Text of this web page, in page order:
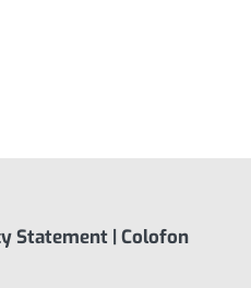
Statement| Colofon